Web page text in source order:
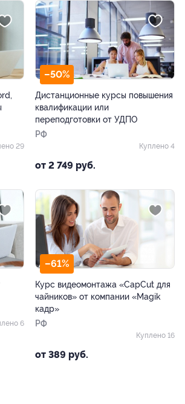
29
–50%
Дистанционные курсы повышения
квалификации или
переподготовки от УДПО
РФ
от 2 749 руб.
Куплено 4
6
–61%
Курс видеомонтажа «CapCut для
чайников» от компании «Magik
кадр»
РФ
от 389 руб.
Куплено 16